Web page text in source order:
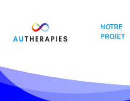
NOTRE
PROJET